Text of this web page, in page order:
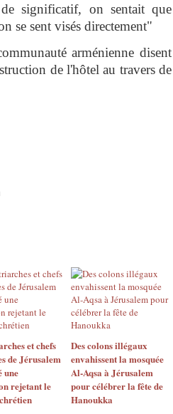
significatif, on sentait que
se sent visés directement"
arménienne disent
de l'hôtel au travers de
et chefs
de Jérusalem
une
rejetant le
Des colons illégaux
envahissent la mosquée
Al-Aqsa à Jérusalem
pour célébrer la fête de
Hanoukka